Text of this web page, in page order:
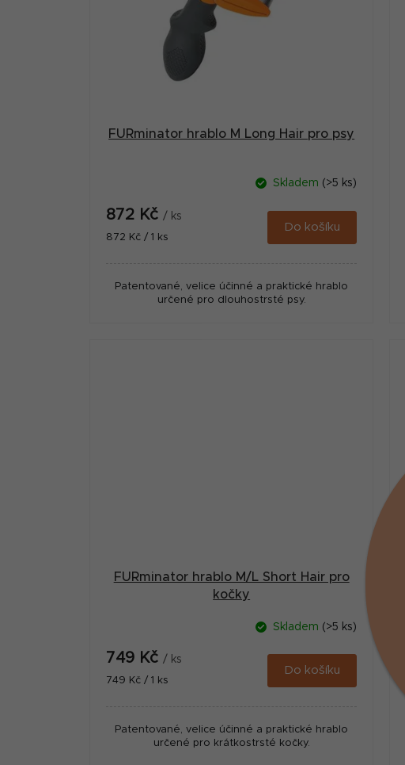
FURminator hrablo M Long Hair pro psy
Skladem (>5 ks)
872 Kč / ks
Měrná
872 Kč / 1 ks
Do košíku
Patentované, velice účinné a praktické hrablo
určené pro dlouhostrsté psy.
FURminator hrablo M/L Short Hair pro
kočky
Skladem (>5 ks)
749 Kč / ks
Měrná
749 Kč / 1 ks
Do košíku
Patentované, velice účinné a praktické hrablo
určené pro krátkostrsté kočky.